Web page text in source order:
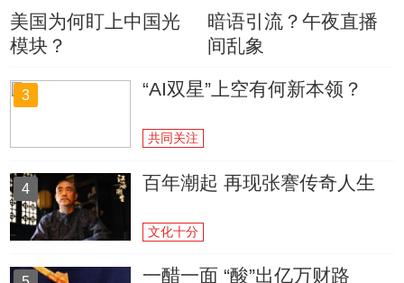
美国为何盯上中国光
模块？
暗语引流？午夜直播
间乱象
3 “AI双星”上空有何新本领？
共同关注
4 百年潮起 再现张謇传奇人生
文化十分
一醋一面 “酸”出亿万财路